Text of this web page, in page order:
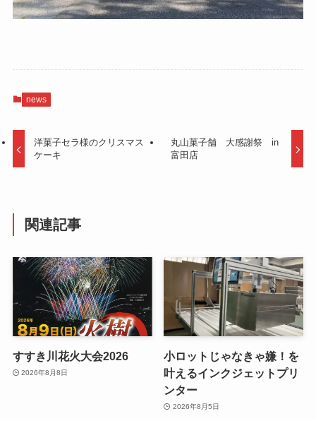
news
洋菓子セラ様のクリスマス
ケーキ
丸山菓子舗 大感謝祭 in
富田店
関連記事
すすき川花火大会2026
2026年8月8日
小ロットじゃなきゃ嫌！を
叶えるインクジェットプリ
ンター
2026年8月5日